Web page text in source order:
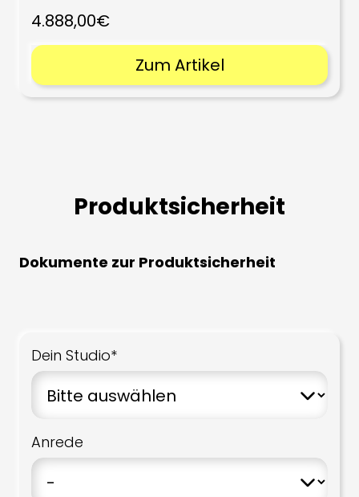
4.888,00€
Zum Artikel
Produktsicherheit
Dokumente zur Produktsicherheit
Dein Studio*
Anrede